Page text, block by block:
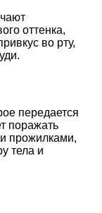
оттенка,
во рту,
передается
поражать
прожилками,
тела и